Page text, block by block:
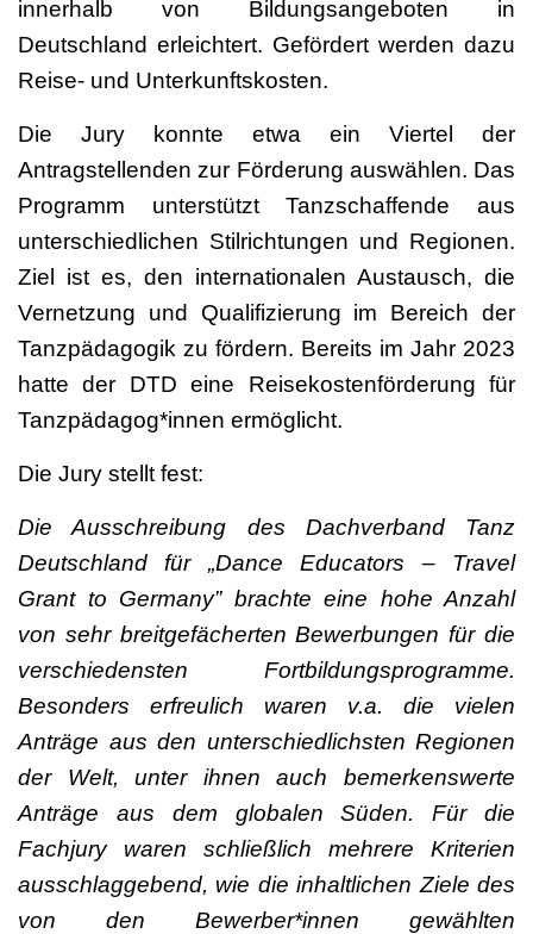
innerhalb von Bildungsangeboten in
Deutschland erleichtert. Gefördert werden dazu
Reise- und Unterkunftskosten.
Die Jury konnte etwa ein Viertel der
Antragstellenden zur Förderung auswählen. Das
Programm unterstützt Tanzschaffende aus
unterschiedlichen Stilrichtungen und Regionen.
Ziel ist es, den internationalen Austausch, die
Vernetzung und Qualifizierung im Bereich der
Tanzpädagogik zu fördern. Bereits im Jahr 2023
hatte der DTD eine Reisekostenförderung für
Tanzpädagog*innen ermöglicht.
Die Jury stellt fest:
Die Ausschreibung des Dachverband Tanz
Deutschland für „Dance Educators – Travel
Grant to Germany” brachte eine hohe Anzahl
von sehr breitgefächerten Bewerbungen für die
verschiedensten Fortbildungsprogramme.
Besonders erfreulich waren v.a. die vielen
Anträge aus den unterschiedlichsten Regionen
der Welt, unter ihnen auch bemerkenswerte
Anträge aus dem globalen Süden. Für die
Fachjury waren schließlich mehrere Kriterien
ausschlaggebend, wie die inhaltlichen Ziele des
von den Bewerber*innen gewählten